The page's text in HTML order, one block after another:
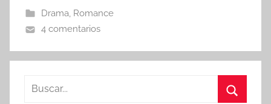
Drama, Romance
4 comentarios